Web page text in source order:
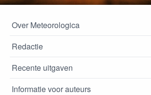
Over Meteorologica
Redactie
Recente uitgaven
Informatie voor auteurs